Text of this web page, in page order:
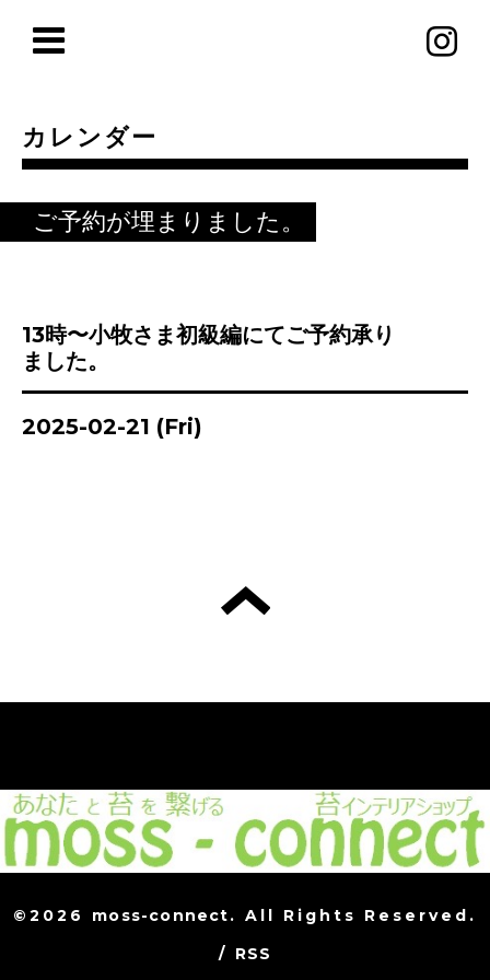
カレンダー
ご予約が埋まりました。
13時〜小牧さま初級編にてご予約承り
ました。
2025-02-21 (Fri)
©2026 moss-connect. All Rights Reserved.
/ RSS